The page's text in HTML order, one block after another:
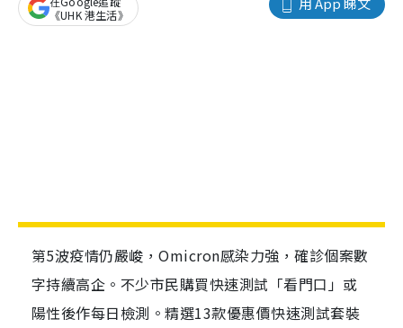
《UHK 港生活》
第5波疫情仍嚴峻，Omicron感染力強，確診個案數
字持續高企。不少市民購買快速測試「看門口」或
陽性後作每日檢測。精選13款優惠價快速測試套裝